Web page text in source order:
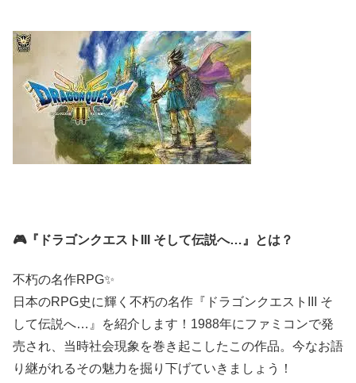
🎮『ドラゴンクエストIII そして伝説へ…』とは？
不朽の名作RPG✨
日本のRPG史に輝く不朽の名作『ドラゴンクエストIII そ
して伝説へ…』を紹介します！1988年にファミコンで発
売され、当時社会現象を巻き起こしたこの作品。今なお語
り継がれるその魅力を掘り下げていきましょう！